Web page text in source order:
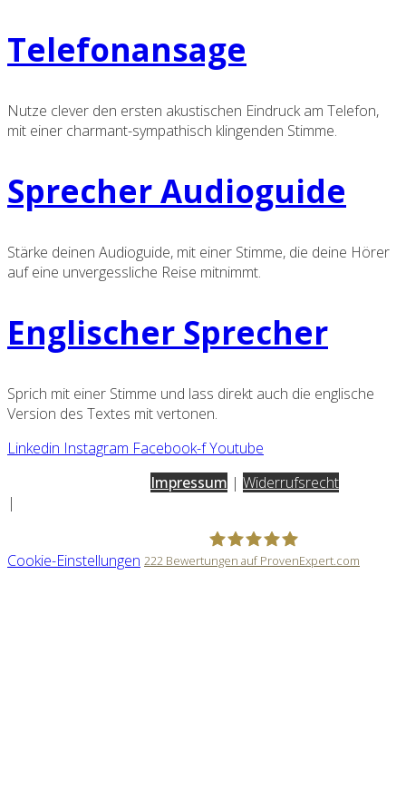
Telefonansage
Nutze clever den ersten akustischen Eindruck am Telefon,
mit einer charmant-sympathisch klingenden Stimme.
Sprecher Audioguide
Stärke deinen Audioguide, mit einer Stimme, die deine Hörer
auf eine unvergessliche Reise mitnimmt.
Englischer Sprecher
Sprich mit einer Stimme und lass direkt auch die englische
Version des Textes mit vertonen.
Linkedin Instagram Facebook-fYoutube
Impressum | Widerrufsrecht
|
Cookie-Einstellungen 222 Bewertungen auf ProvenExpert.com